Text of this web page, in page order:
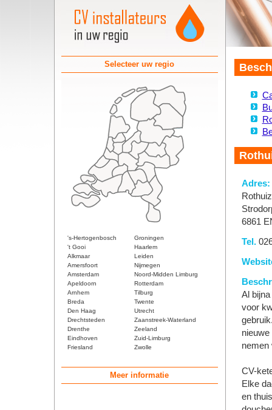
Selecteer uw regio
's-Hertogenbosch
Groningen
't Gooi
Haarlem
Alkmaar
Leiden
Amersfoort
Nijmegen
Amsterdam
Noord-Midden Limburg
Apeldoorn
Rotterdam
Arnhem
Tilburg
Breda
Twente
Den Haag
Utrecht
Drechtsteden
Zaanstreek-Waterland
Drenthe
Zeeland
Eindhoven
Zuid-Limburg
Friesland
Zwolle
Meer informatie
Adres:
6861
Tel.
Al
voor
nemen
CV-
Elke
en